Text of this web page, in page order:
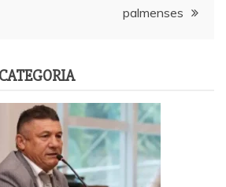
palmenses